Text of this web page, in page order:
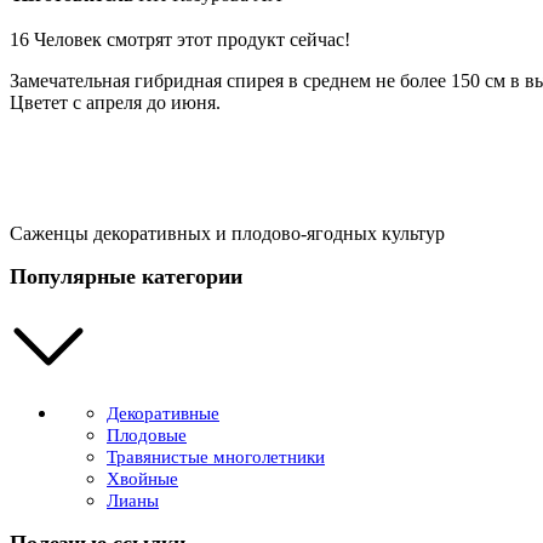
50
см
16 Человек смотрят этот продукт сейчас!
Замечательная гибридная спирея в среднем не более 150 см в
Цветет с апреля до июня.
Саженцы декоративных и плодово-ягодных культур
Популярные категории
Декоративные
Плодовые
Травянистые многолетники
Хвойные
Лианы